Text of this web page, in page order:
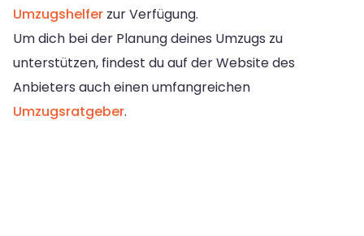
Umzugshelfer zur Verfügung.
Um dich bei der Planung deines Umzugs zu
unterstützen, findest du auf der Website des
Anbieters auch einen umfangreichen
Umzugsratgeber.